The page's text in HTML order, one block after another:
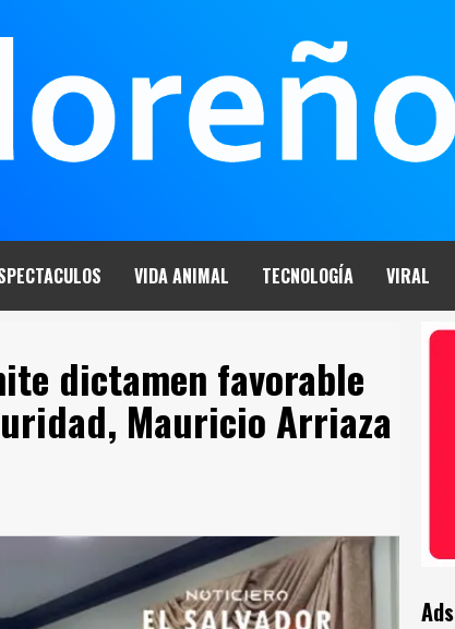
VIDA ANIMAL TECNOLOGÍA VIRAL
dictamen favorable
Mauricio Arriaza
Ads